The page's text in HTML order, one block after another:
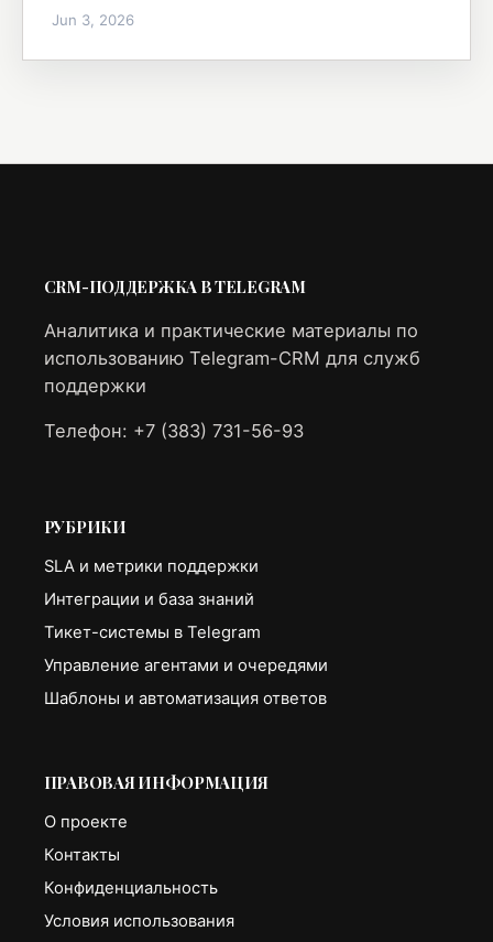
Jun 3, 2026
CRM-ПОДДЕРЖКА В TELEGRAM
Аналитика и практические материалы по
использованию Telegram-CRM для служб
поддержки
Телефон: +7 (383) 731-56-93
РУБРИКИ
SLA и метрики поддержки
Интеграции и база знаний
Тикет-системы в Telegram
Управление агентами и очередями
Шаблоны и автоматизация ответов
ПРАВОВАЯ ИНФОРМАЦИЯ
О проекте
Контакты
Конфиденциальность
Условия использования